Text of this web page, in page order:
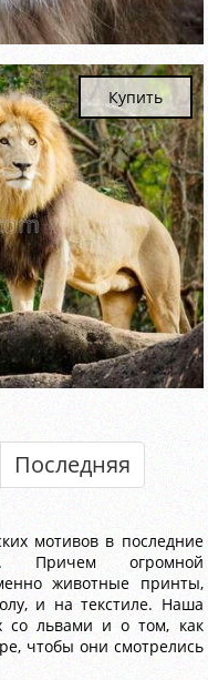
Купить
Последняя
мотивов в последние
Причем огромной
животные принты,
и на текстиле. Наша
со львами и о том, как
чтобы они смотрелись